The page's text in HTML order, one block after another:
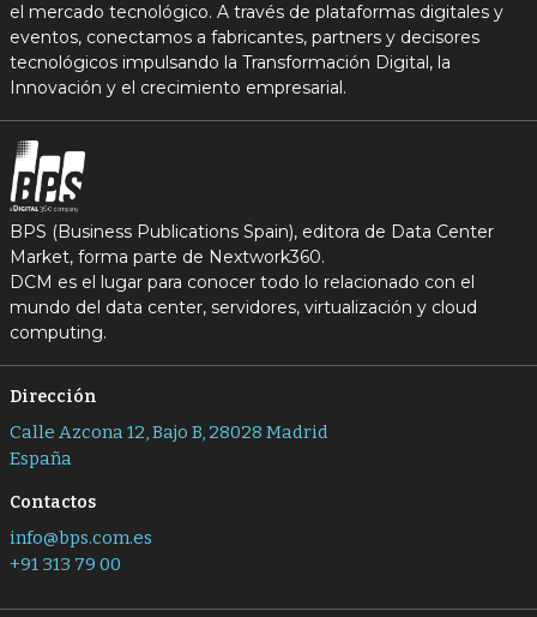
el mercado tecnológico. A través de plataformas digitales y
eventos, conectamos a fabricantes, partners y decisores
tecnológicos impulsando la Transformación Digital, la
Innovación y el crecimiento empresarial.
BPS (Business Publications Spain), editora de Data Center
Market, forma parte de Nextwork360.
DCM es el lugar para conocer todo lo relacionado con el
mundo del data center, servidores, virtualización y cloud
computing.
Dirección
Calle Azcona 12, Bajo B, 28028 Madrid
España
Contactos
info@bps.com.es
+91 313 79 00